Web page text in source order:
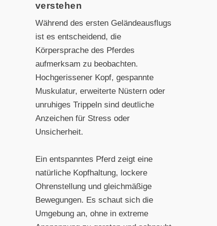
verstehen
Während des ersten Geländeausflugs
ist es entscheidend, die
Körpersprache des Pferdes
aufmerksam zu beobachten.
Hochgerissener Kopf, gespannte
Muskulatur, erweiterte Nüstern oder
unruhiges Trippeln sind deutliche
Anzeichen für Stress oder
Unsicherheit.
Ein entspanntes Pferd zeigt eine
natürliche Kopfhaltung, lockere
Ohrenstellung und gleichmäßige
Bewegungen. Es schaut sich die
Umgebung an, ohne in extreme